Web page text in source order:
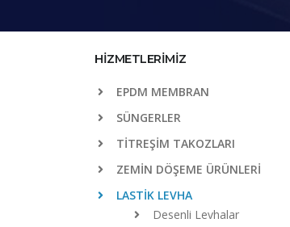
HİZMETLERİMİZ
EPDM MEMBRAN
SÜNGERLER
TİTREŞİM TAKOZLARI
ZEMİN DÖŞEME ÜRÜNLERİ
LASTİK LEVHA
Desenli Levhalar